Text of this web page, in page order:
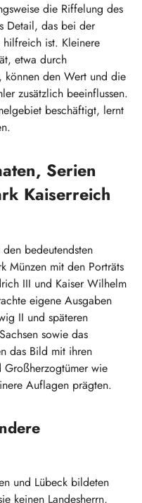
die Riffelung des
Detail, das bei der
hilfreich ist. Kleinere
etwa durch
können den Wert und die
zusätzlich beeinflussen.
beschäftigt, lernt
Serien
Kaiserreich
bedeutendsten
Münzen mit den Porträts
III und Kaiser Wilhelm
eigene Ausgaben
II und späteren
sowie das
das Bild mit ihren
Großherzogtümer wie
Auflagen prägten.
und Lübeck bildeten
keinen Landesherrn,